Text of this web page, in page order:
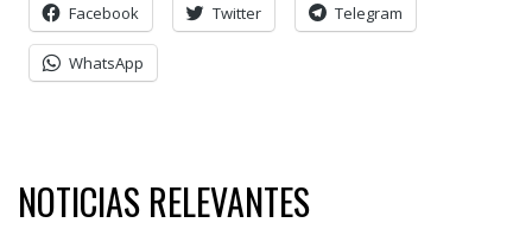
Facebook Twitter Telegram
WhatsApp
NOTICIAS RELEVANTES